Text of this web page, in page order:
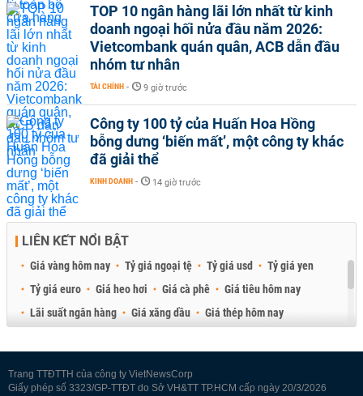
TOP 10 ngân hàng lãi lớn nhất từ kinh
doanh ngoại hối nửa đầu năm 2026:
Vietcombank quán quân, ACB dẫn đầu
nhóm tư nhân
TÀI CHÍNH - 9 giờ trước
Công ty 100 tỷ của Huấn Hoa Hồng
bỗng dưng ‘biến mất’, một công ty khác
đã giải thể
KINH DOANH - 14 giờ trước
LIÊN KẾT NỔI BẬT
Giá vàng hôm nay Tỷ giá ngoại tệ Tỷ giá usd
Tỷ giá yen
Tỷ giá euro
Giá heo hơi Giá cà phê
Giá tiêu hôm nay
Lãi suất ngân hàng
Giá xăng dầu
Giá thép hôm nay
Trang TTĐTTH của công ty VietNewsCorp
Giấy phép số 3323/GP-TTĐT do Sở VH&TT TP.HCM cấp ngày 20/3/2026